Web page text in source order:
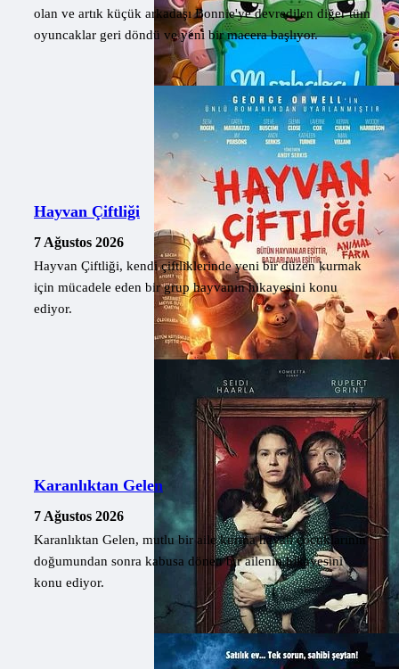
olan ve artık küçük arkadaşı Bonnie'ye devredilen diğer tüm
oyuncaklar geri döndü ve yeni bir macera başlıyor.
Hayvan Çiftliği
7 Ağustos 2026
Hayvan Çiftliği, kendi çiftliklerinde yeni bir düzen kurmak
için mücadele eden bir grup hayvanın hikayesini konu
ediyor.
Karanlıktan Gelen
7 Ağustos 2026
Karanlıktan Gelen, mutlu bir aile kurma hayali çocuklarının
doğumundan sonra kabusa dönen bir ailenin hikayesini
konu ediyor.